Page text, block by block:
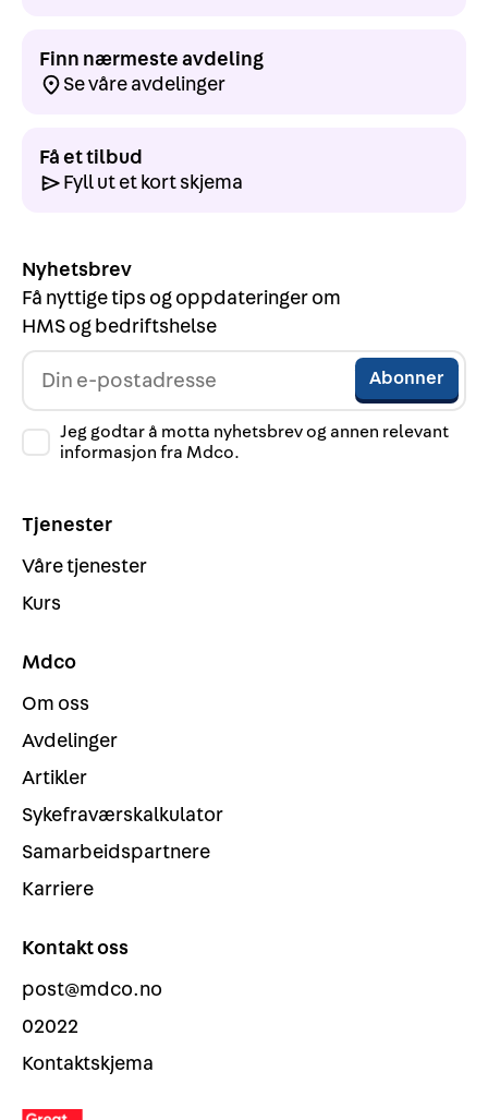
Finn nærmeste avdeling
Se våre avdelinger
Få et tilbud
Fyll ut et kort skjema
Nyhetsbrev
Få nyttige tips og oppdateringer om
HMS og bedriftshelse
Jeg godtar å motta nyhetsbrev og annen relevant
informasjon fra Mdco.
Tjenester
Våre tjenester
Kurs
Mdco
Om oss
Avdelinger
Artikler
Sykefraværskalkulator
Samarbeidspartnere
Karriere
Kontakt oss
post@mdco.no
02022
Kontaktskjema